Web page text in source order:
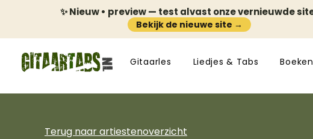
✨ Nieuw • preview — test alvast onze vernieuwde
Bekijk de nieuwe site →
Gitaarles Liedjes & Tabs
Terug naar artiestenoverzicht